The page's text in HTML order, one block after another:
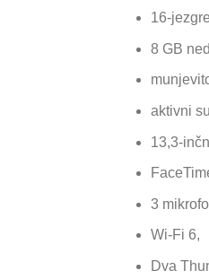
16-
8 GB
aktivni
13,3-
3
Wi-Fi 6,
Dva